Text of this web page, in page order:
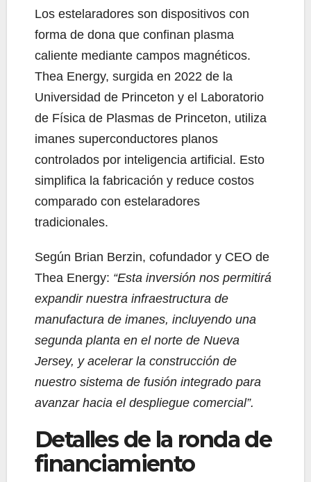
Los estelaradores son dispositivos con
forma de dona que confinan plasma
caliente mediante campos magnéticos.
Thea Energy, surgida en 2022 de la
Universidad de Princeton y el Laboratorio
de Física de Plasmas de Princeton, utiliza
imanes superconductores planos
controlados por inteligencia artificial. Esto
simplifica la fabricación y reduce costos
comparado con estelaradores
tradicionales.
Según Brian Berzin, cofundador y CEO de
Thea Energy: “Esta inversión nos permitirá
expandir nuestra infraestructura de
manufactura de imanes, incluyendo una
segunda planta en el norte de Nueva
Jersey, y acelerar la construcción de
nuestro sistema de fusión integrado para
avanzar hacia el despliegue comercial”.
Detalles de la ronda de
financiamiento